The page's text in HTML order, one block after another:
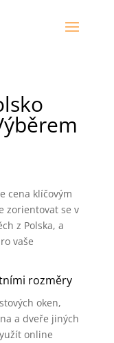
cena klíčovým
zorientovat se v
z Polska, a
vaše
rozměry
oken,
a dveře jiných
online